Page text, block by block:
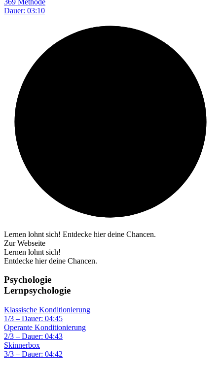
Dauer: 03:10
Lernen lohnt sich! Entdecke hier deine Chancen.
Zur Webseite
Lernen lohnt sich!
Entdecke hier deine Chancen.
Psychologie
Lernpsychologie
Klassische Konditionierung
1/3 – Dauer: 04:45
Operante Konditionierung
2/3 – Dauer: 04:43
Skinnerbox
3/3 – Dauer: 04:42